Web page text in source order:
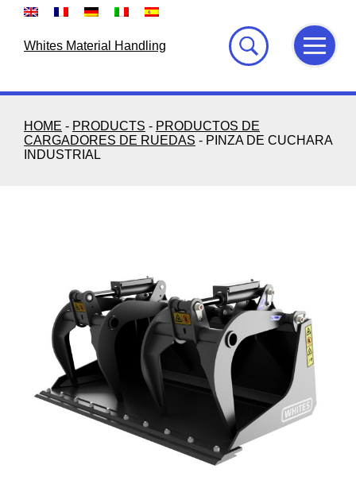
Skip
Whites Material Handling
HOME - PRODUCTS - PRODUCTOS DE
CARGADORES DE RUEDAS - PINZA DE CUCHARA
INDUSTRIAL